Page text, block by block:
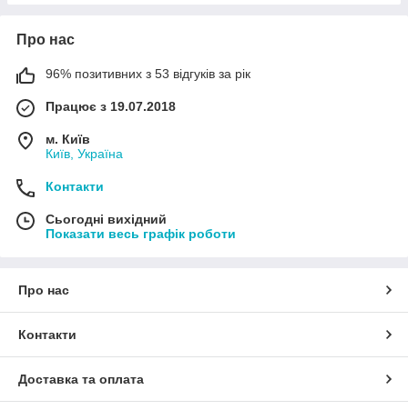
Про нас
96% позитивних з 53 відгуків за рік
Працює з 19.07.2018
м. Київ
Київ, Україна
Контакти
Сьогодні вихідний
Показати весь графік роботи
Про нас
Контакти
Доставка та оплата